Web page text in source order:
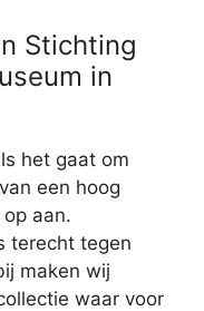
Stichting
in
het gaat om
een hoog
aan.
terecht tegen
maken wij
waar voor